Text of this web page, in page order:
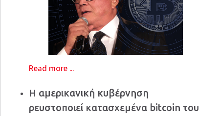
Read more ...
Η αμερικανική κυβέρνηση
ρευστοποιεί κατασχεμένα bitcoin του